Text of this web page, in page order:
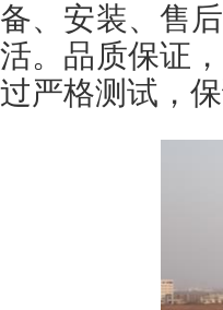
备、安装、售
活。品质保证
过严格测试，